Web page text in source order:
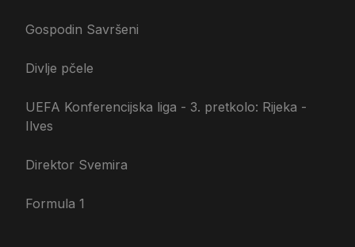
Gospodin Savršeni
Divlje pčele
UEFA Konferencijska liga - 3. pretkolo: Rijeka -
Ilves
Direktor Svemira
Formula 1